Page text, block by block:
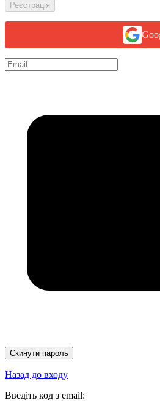
Реєстрація
Скинути пароль
Назад до входу
Введіть код з email: